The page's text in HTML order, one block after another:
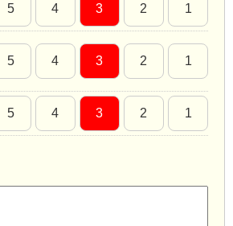
5 4 3 2 1
5 4 3 2 1
5 4 3 2 1